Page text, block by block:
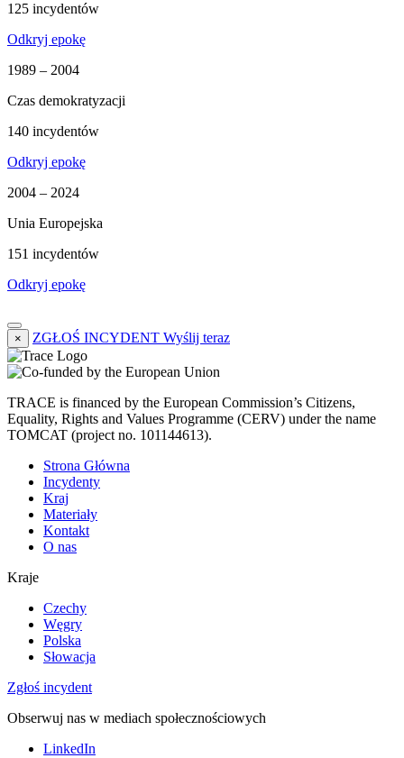
125 incydentów
Odkryj epokę
1989 – 2004
Czas demokratyzacji
140 incydentów
Odkryj epokę
2004 – 2024
Unia Europejska
151 incydentów
Odkryj epokę
× ZGŁOŚ INCYDENT Wyślij teraz
TRACE is financed by the European Commission’s Citizens,
Equality, Rights and Values Programme (CERV) under the name
TOMCAT (project no. 101144613).
Strona Główna
Incydenty
Kraj
Materiały
Kontakt
O nas
Kraje
Czechy
Węgry
Polska
Słowacja
Zgłoś incydent
Obserwuj nas w mediach społecznościowych
LinkedIn